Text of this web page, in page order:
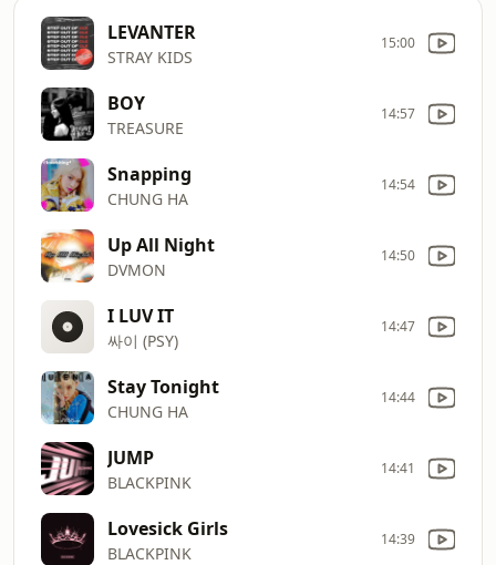
LEVANTER
STRAY KIDS
15:00
BOY
TREASURE
14:57
Snapping
CHUNG HA
14:54
Up All Night
DVMON
14:50
I LUV IT
싸이 (PSY)
14:47
Stay Tonight
CHUNG HA
14:44
JUMP
BLACKPINK
14:41
Lovesick Girls
BLACKPINK
14:39